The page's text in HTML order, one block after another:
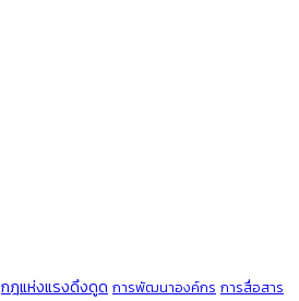
กฎแห่งแรงดึงดูด การพัฒนาองค์กร การสื่อสาร